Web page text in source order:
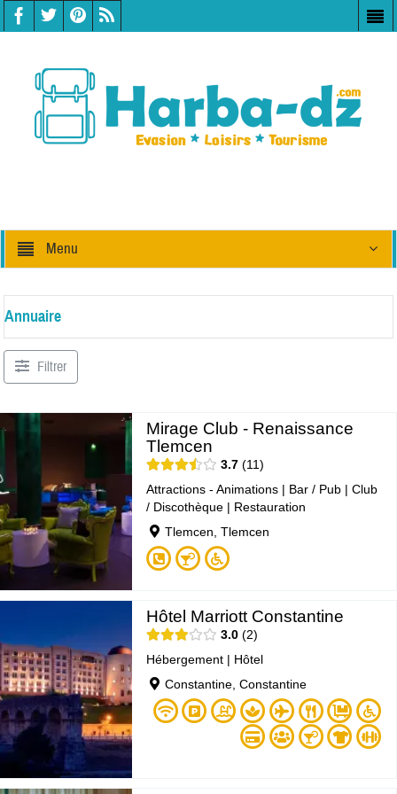
Menu
Annuaire
Filtrer
Mirage Club - Renaissance
Tlemcen
3.7
11
Attractions - Animations | Bar / Pub |Club
/ Discothèque | Restauration
Tlemcen, Tlemcen
Hôtel Marriott Constantine
3.0
2
Hébergement | Hôtel
Constantine, Constantine